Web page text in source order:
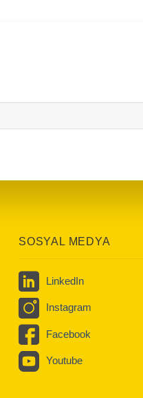
SOSYAL MEDYA
LinkedIn
Instagram
Facebook
Youtube